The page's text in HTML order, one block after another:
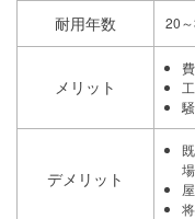
耐用年数 20
メリット
デメリット